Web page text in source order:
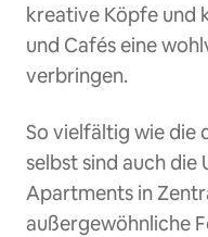
kreative Köpfe und
und Cafés eine
verbringen.
So vielfältig wie die
selbst sind auch
Apartments in
außergewöhnliche